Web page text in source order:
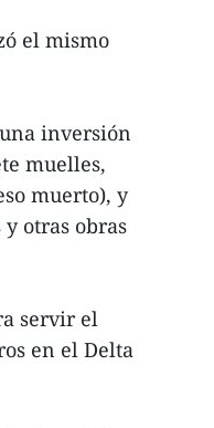
el mismo
inversión
muelles,
muerto), y
otras obras
servir el
en el Delta